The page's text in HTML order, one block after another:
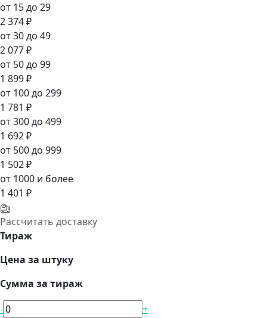
от 15 до 29
2 374 ₽
от 30 до 49
2 077 ₽
от 50 до 99
1 899 ₽
от 100 до 299
1 781 ₽
от 300 до 499
1 692 ₽
от 500 до 999
1 502 ₽
от 1000 и более
1 401 ₽
Рассчитать доставку
Тираж
Цена за штуку
Сумма за тираж
-
+